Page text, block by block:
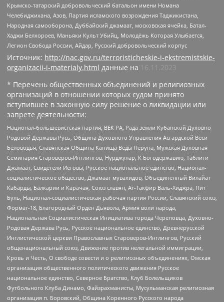
Крымско-татарский добровольческий батальон имени Номана
Челебиджихана, Азов, Партия исламского возрождения Таджикистана,
Народная самооборона, Дуббайский джамаат, московская ячейка, Батал-
Хаджи Белхороев, Маньяки Культ Убийц, Молодёжь Которая Улыбается,
Легион Свобода России, Айдар, Русский добровольческий корпус
Источник: http://nac.gov.ru/terroristicheskie-i-ekstremistskie-
organizacii-i-materialy.html данные на
16.11.2023
* Перечень общественных объединений и религиозных
организаций в отношении которых судом принято
вступившее в законную силу решение о ликвидации или
запрете деятельности:
Национал-большевистская партия, ВЕК РА, Рада земли Кубанской Духовно
Родовой Державы Русь, Община Духовного Управления Асгардской Веси
Беловодья, Славянская Община Капища Веды Перуна, Мужская Духовная
Семинария Староверов-Инглингов, Нурджулар, К Богодержавию, Таблиги
Джамаат, Свидетели Иеговы, Русское национальное единство, Национал-
социалистическое общество, Джамаат мувахидов, Объединенный Вилайат
Кабарды, Балкарии и Карачая, Союз славян, Ат-Такфир Валь-Хиджра, Пит
Буль, Национал-социалистическая рабочая партия России, Славянский союз,
Формат-18, Благородный Орден Дьявола, Армия воли народа,
Национальная Социалистическая Инициатива города Череповца, Духовно-
Родовая Держава Русь, Русское национальное единство, Древнерусской
Инглистической церкви Православных Староверов-Инглингов, Русский
общенациональный союз, Движение против нелегальной иммиграции,
Кровь и Честь, О свободе совести и о религиозных объединениях, Омская
организация общественного политического движения Русское
национальное единство, Северное Братство, Клуб Болельщиков
Футбольного Клуба Динамо, Файзрахманисты, Мусульманская религиозная
организация п. Боровский, Община Коренного Русского народа